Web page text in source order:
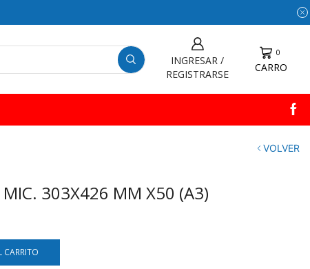
INGRESAR /
REGISTRARSE
0
CARRO
VOLVER
MIC. 303X426 MM X50 (A3)
CARRITO